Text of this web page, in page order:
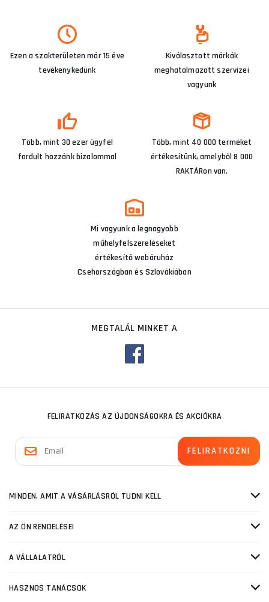
Ezen a szakterületen már 15 éve
tevékenykedünk
Kiválasztott márkák
meghatalmazott szervizei
vagyunk
Több, mint 30 ezer ügyfél
fordult hozzánk bizalommal
Több, mint 40 000 terméket
értékesítünk, amelyből 8 000
RAKTÁRon van.
Mi vagyunk a legnagyobb
műhelyfelszereléseket
értékesítő webáruház
Csehországban és Szlovákiában
MEGTALÁL MINKET A
FELIRATKOZÁS AZ ÚJDONSÁGOKRA ÉS AKCIÓKRA
MINDEN, AMIT A VÁSÁRLÁSRÓL TUDNI KELL
AZ ÖN RENDELÉSEI
A VÁLLALATRÓL
HASZNOS TANÁCSOK